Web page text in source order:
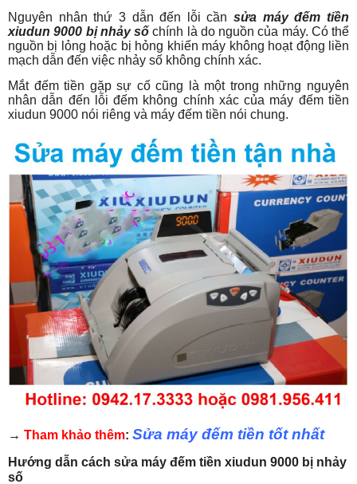
Nguyên nhân thứ 3 dẫn đến lỗi cầnsửa máy đếm tiền
xiudun 9000 bị nhảy số chính là do nguồn của máy. Có thể
nguồn bị lỏng hoặc bị hỏng khiến máy không hoạt động liền
mạch dẫn đến việc nhảy số không chính xác.
Mắt đếm tiền gặp sự cố cũng là một trong những nguyên
nhân dẫn đến lỗi đếm không chính xác của máy đếm tiền
xiudun 9000 nói riêng và máy đếm tiền nói chung.
→ Tham khảo thêm: Sửa máy đếm tiền tốt nhất
Hướng dẫn cách sửa máy đếm tiền xiudun 9000 bị nhảy
số